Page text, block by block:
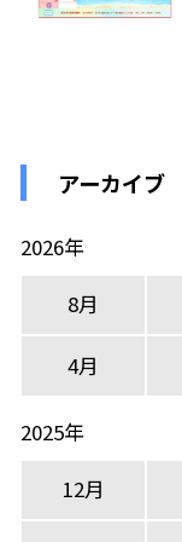
アーカイブ
2026年
8月
4月
2025年
12月